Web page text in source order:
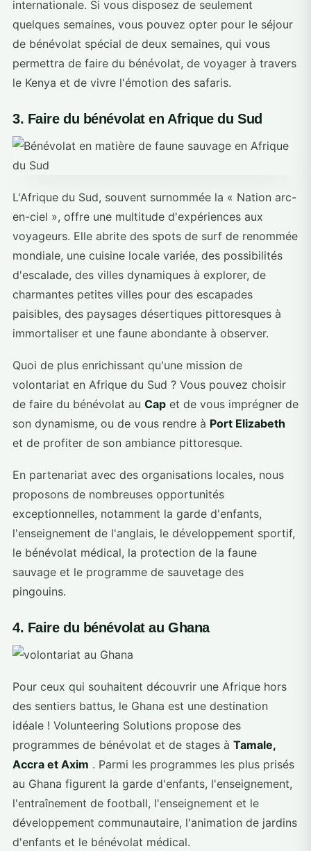
internationale. Si vous disposez de seulement
quelques semaines, vous pouvez opter pour le séjour
de bénévolat spécial de deux semaines, qui vous
permettra de faire du bénévolat, de voyager à travers
le Kenya et de vivre l'émotion des safaris.
3. Faire du bénévolat en Afrique du Sud
L'Afrique du Sud, souvent surnommée la « Nation arc-
en-ciel », offre une multitude d'expériences aux
voyageurs. Elle abrite des spots de surf de renommée
mondiale, une cuisine locale variée, des possibilités
d'escalade, des villes dynamiques à explorer, de
charmantes petites villes pour des escapades
paisibles, des paysages désertiques pittoresques à
immortaliser et une faune abondante à observer.
Quoi de plus enrichissant qu'une mission de
volontariat en Afrique du Sud ? Vous pouvez choisir
de faire du bénévolat au Cap et de vous imprégner de
son dynamisme, ou de vous rendre à Port Elizabeth
et de profiter de son ambiance pittoresque.
En partenariat avec des organisations locales, nous
proposons de nombreuses opportunités
exceptionnelles, notamment la garde d'enfants,
l'enseignement de l'anglais, le développement sportif,
le bénévolat médical, la protection de la faune
sauvage et le programme de sauvetage des
pingouins.
4. Faire du bénévolat au Ghana
Pour ceux qui souhaitent découvrir une Afrique hors
des sentiers battus, le Ghana est une destination
idéale ! Volunteering Solutions propose des
programmes de bénévolat et de stages à Tamale,
Accra et Axim . Parmi les programmes les plus prisés
au Ghana figurent la garde d'enfants, l'enseignement,
l'entraînement de football, l'enseignement et le
développement communautaire, l'animation de jardins
d'enfants et le bénévolat médical.